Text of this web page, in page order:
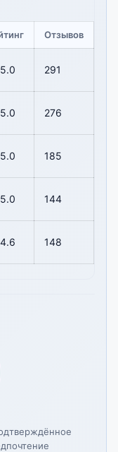
Отзывов
291
276
185
144
148